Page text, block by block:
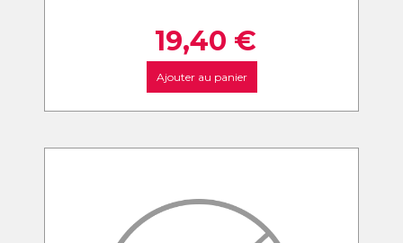
19,40 €
Ajouter au panier